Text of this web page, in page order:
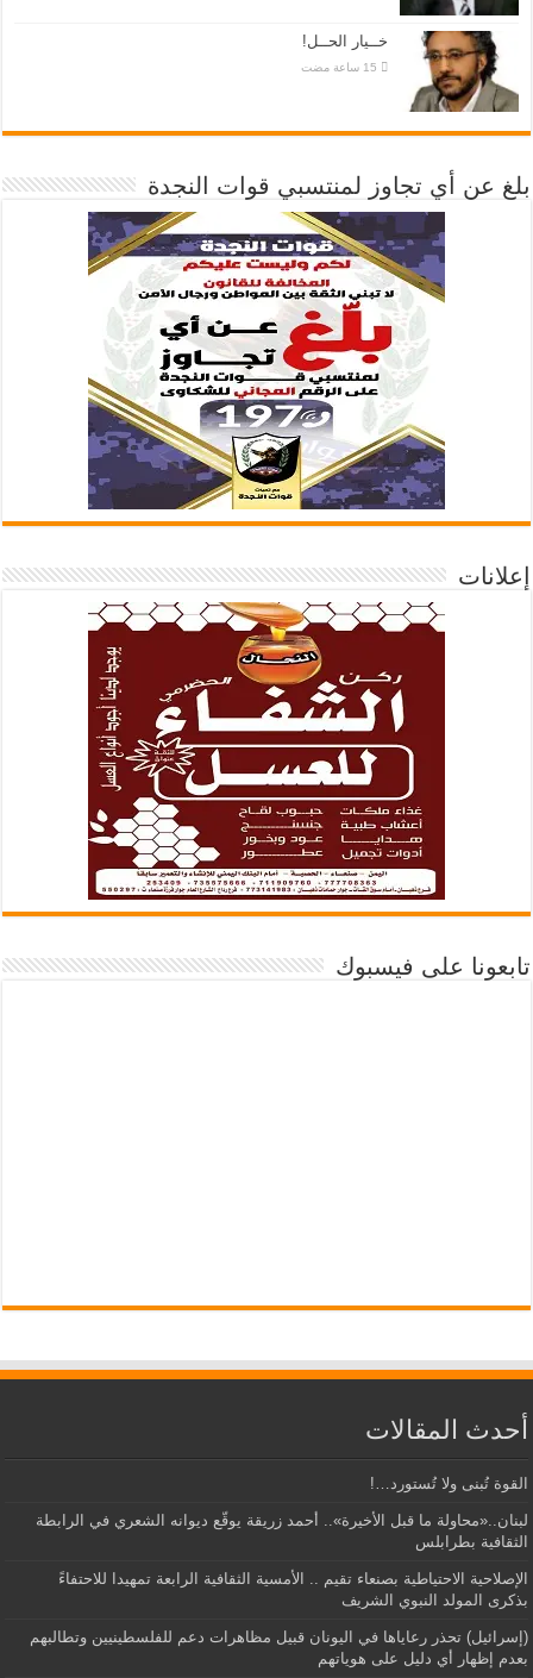
خــيار الحــل!
بلغ عن أي تجاوز لمنتسبي قوات النجدة
إعلانات
تابعونا على فيسبوك
أحدث المقالات
القوة تُبنى ولا تُستورد…!
لبنان..«محاولة ما قبل الأخيرة».. أحمد زريقة يوقّع ديوانه الشعري في الرابطة
الثقافية بطرابلس
الإصلاحية الاحتياطية بصنعاء تقيم .. الأمسية الثقافية الرابعة تمهيدا للاحتفاءً
بذكرى المولد النبوي الشريف
(إسرائيل) تحذر رعاياها في اليونان قبيل مظاهرات دعم للفلسطينيين وتطالبهم
بعدم إظهار أي دليل على هوياتهم